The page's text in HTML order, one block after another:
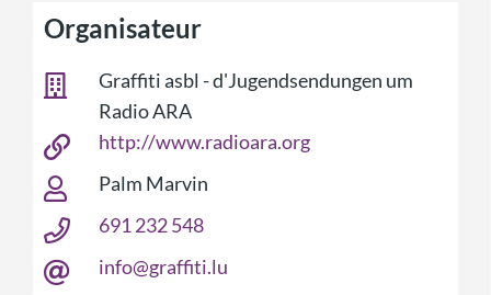
Organisateur
Graffiti asbl - d'Jugendsendungen um
Radio ARA
http://www.radioara.org
Palm Marvin
691 232 548
info@graffiti.lu